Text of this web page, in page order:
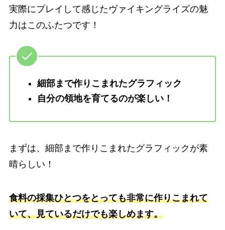
実際にプレイして感じたヴァイキングライズの魅
力はこのふたつです！
細部まで作りこまれたグラフィック
自分の領地を育てるのが楽しい！
まずは、細部まで作りこまれたグラフィックが素
晴らしい！
食料の採集ひとつをとっても非常に作りこまれて
いて、見ているだけでも楽しめます。